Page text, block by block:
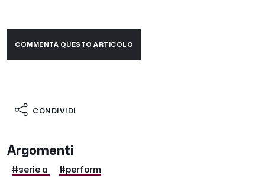
COMMENTA QUESTO ARTICOLO
CONDIVIDI
Argomenti
#serie a #perform